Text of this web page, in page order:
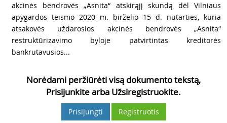
akcinės bendrovės „Asnita“ atskirąjį skundą dėl Vilniaus
apygardos teismo 2020 m. birželio 15 d. nutarties, kuria
atsakovės uždarosios akcinės bendrovės „Asnita“
restruktūrizavimo byloje patvirtintas kreditorės
bankrutavusios...
Norėdami peržiūrėti visą dokumento tekstą,
Prisijunkite arba Užsiregistruokite.
Prisijungti Registruotis